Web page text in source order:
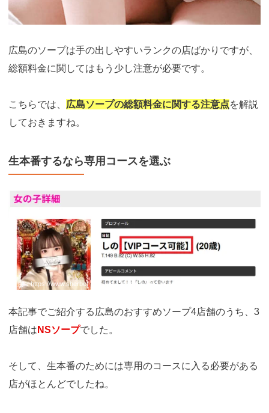
広島のソープは手の出しやすいランクの店ばかりですが、
総額料金に関してはもう少し注意が必要です。
こちらでは、 広島ソープの総額料金に関する注意点を解説
しておきますね。
生本番するなら専用コースを選ぶ
引用：https://www.sherbet-hiroshima.com/top/girls/girldetail/?girl_id=57530427
本記事でご紹介する広島のおすすめソープ4店舗のうち、3
店舗は NSソープでした。
そして、生本番のためには専用のコースに入る必要がある
店がほとんどでしたね。